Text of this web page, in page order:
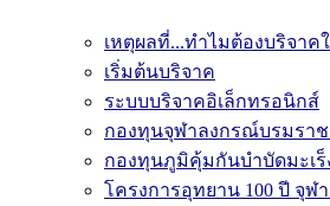
เหตุผลที่...ทำไมต้องบริจาค
เริ่มต้นบริจาค
ระบบบริจาคอิเล็กทรอนิกส์
กองทุนจุฬาลงกรณ์บรมรา
กองทุนภูมิคุ้มกันบำบัดมะเร็
โครงการอุทยาน 100 ปี จุ